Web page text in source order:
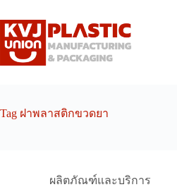
to
content
Tag ฝาพลาสติกขวดยา
ผลิตภัณฑ์และบริการ